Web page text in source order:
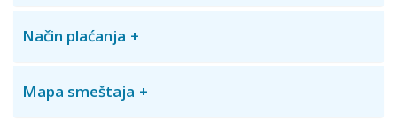
Način plaćanja
Mapa smeštaja